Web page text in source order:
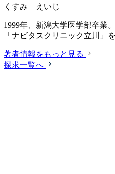
くすみ えいじ
1999年、新潟大学医学部卒業
「ナビタスクリニック立川」
著者情報をもっと見る
探求一覧へ